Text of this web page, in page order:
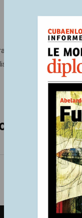
Saudita, Irán
en Siria e Irak.